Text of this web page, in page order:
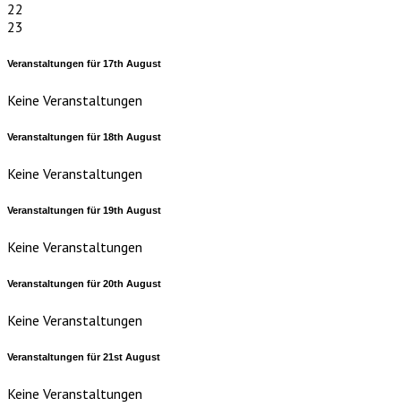
22
23
Veranstaltungen für17th August
Keine Veranstaltungen
Veranstaltungen für18th August
Keine Veranstaltungen
Veranstaltungen für19th August
Keine Veranstaltungen
Veranstaltungen für20th August
Keine Veranstaltungen
Veranstaltungen für21st August
Keine Veranstaltungen